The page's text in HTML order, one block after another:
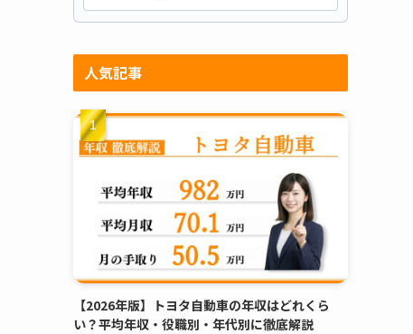
人気記事
【2026年版】トヨタ自動車の年収はどれくら
い？平均年収・役職別・年代別に徹底解説